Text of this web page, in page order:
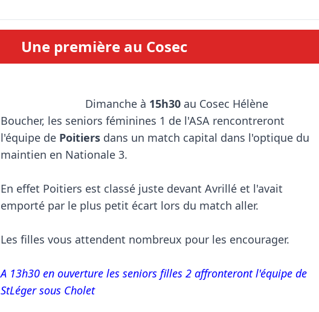
Une première au Cosec
                            Dimanche à
15h30 au Cosec Hélène
Boucher, les seniors féminines 1 de l'ASA rencontreront
l'équipe de Poitiers dans un match capital dans l'optique du
maintien en Nationale 3.
En effet Poitiers est classé juste devant Avrillé et l'avait
emporté par le plus petit écart lors du match aller.
Les filles vous attendent nombreux pour les encourager.
A 13h30 en ouverture les seniors filles 2 affronteront l'équipe de
StLéger sous Cholet